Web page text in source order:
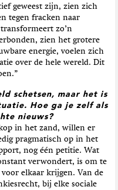
geweest zijn, zien zich
tegen fracken naar
zo’n
zien het grotere
energie, voelen zich
over de hele wereld. Dit
schetsen, maar het is
Hoe ga je zelf als
nieuws?
in het zand, willen er
pragmatisch op in het
nog één petitie. Wat
verwondert, is om te
elkaar krijgen. Van de
bij elke sociale